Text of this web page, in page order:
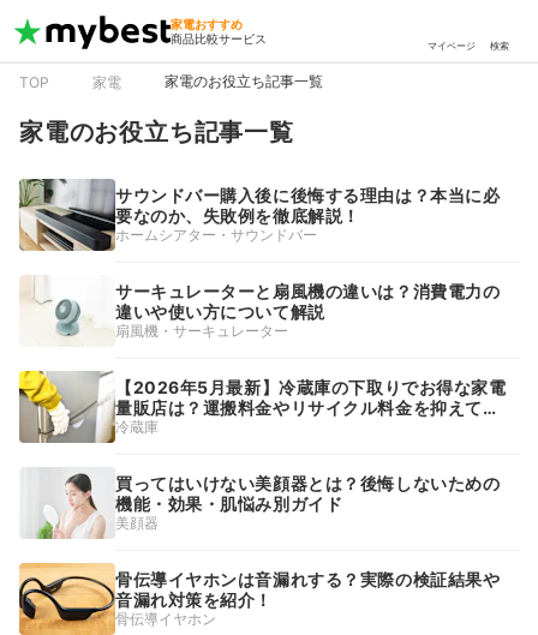
家電おすすめ
商品比較サービス
マイページ 検索
TOP 家電 家電のお役立ち記事一覧
家電のお役立ち記事一覧
サウンドバー購入後に後悔する理由は？本当に必
要なのか、失敗例を徹底解説！
ホームシアター・サウンドバー
サーキュレーターと扇風機の違いは？消費電力の
違いや使い方について解説
扇風機・サーキュレーター
【2026年5月最新】冷蔵庫の下取りでお得な家電
量販店は？運搬料金やリサイクル料金を抑えて賢
く処分
冷蔵庫
買ってはいけない美顔器とは？後悔しないための
機能・効果・肌悩み別ガイド
美顔器
骨伝導イヤホンは音漏れする？実際の検証結果や
音漏れ対策を紹介！
骨伝導イヤホン